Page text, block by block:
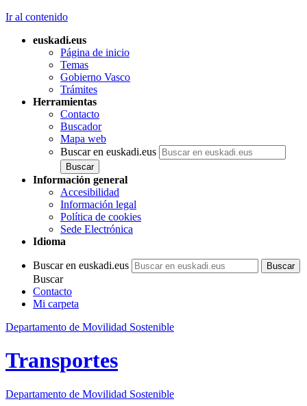
Ir al contenido
euskadi.eus
Página de inicio
Temas
Gobierno Vasco
Trámites
Herramientas
Contacto
Buscador
Mapa web
Buscar en euskadi.eus
Información general
Accesibilidad
Información legal
Política de cookies
Sede Electrónica
Idioma
Buscar en euskadi.eus
Buscar
Contacto
Mi carpeta
Departamento de Movilidad Sostenible
Transportes
Departamento de Movilidad Sostenible